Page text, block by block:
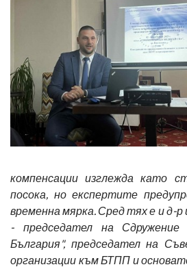
компенсации изглежда като
посока, но експертите
временна мярка. Сред тях е и д-р
- председател на Сдружение
България", председател на
организации към БТПП и